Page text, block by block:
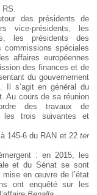
des présidents de
vice-présidents, les
les présidents des
commissions spéciales
affaires européennes
des finances et de
du gouvernement
Il s’agit en général du
Au cours de sa réunion
des travaux de
les trois suivantes et
145-6 du RAN et 22ter
: en 2015, les
et du Sénat se sont
mise en œuvre de l’état
ont enquêté sur les